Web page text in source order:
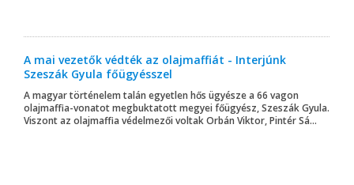
A mai vezetők védték az olajmaffiát - Interjúnk
Szeszák Gyula főügyésszel
A magyar történelem talán egyetlen hős ügyésze a 66 vagon
olajmaffia-vonatot megbuktatott megyei főügyész, Szeszák Gyula.
Viszont az olajmaffia védelmezői voltak Orbán Viktor, Pintér Sá...